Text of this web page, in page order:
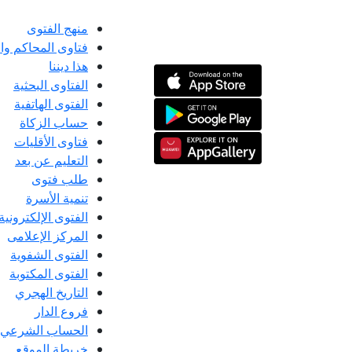
منهج الفتوى
فتاوى المحاكم
هذا ديننا
الفتاوى البحثية
الفتوى الهاتفية
حساب الزكاة
فتاوى الأقليات
التعليم عن بعد
طلب فتوى
تنمية الأسرة
الفتوى الإلكترونية
المركز الإعلامى
الفتوى الشفوية
الفتوى المكتوبة
التاريخ الهجري
فروع الدار
الحساب الشرعي